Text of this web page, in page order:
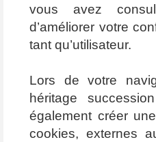
vous avez
d’améliorer votre
tant qu’utilisateur.
Lors de votre
héritage
également créer
cookies, externes